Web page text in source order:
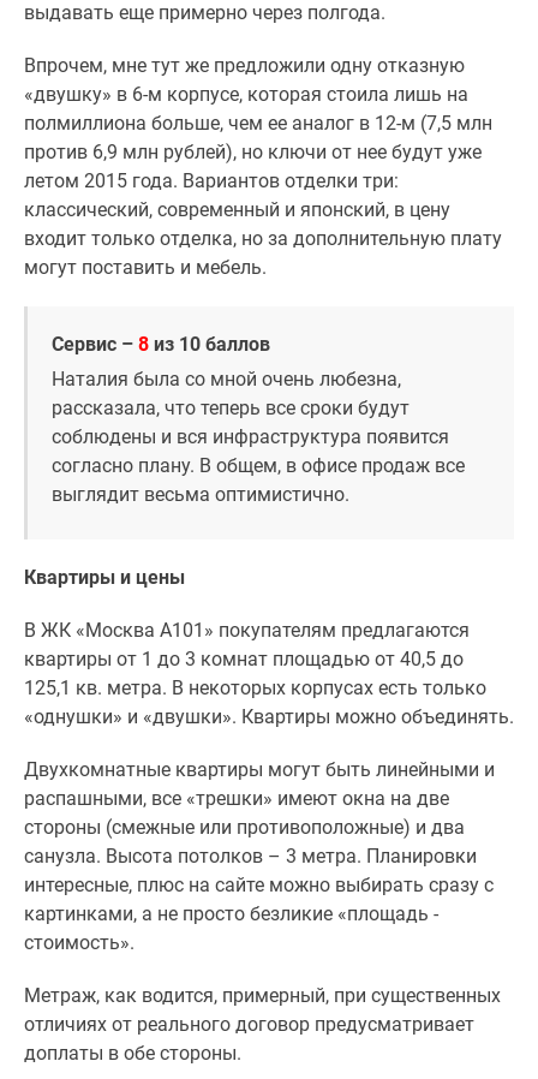
выдавать еще примерно через полгода.
Впрочем, мне тут же предложили одну отказную
«двушку» в 6-м корпусе, которая стоила лишь на
полмиллиона больше, чем ее аналог в 12-м (7,5 млн
против 6,9 млн рублей), но ключи от нее будут уже
летом 2015 года. Вариантов отделки три:
классический, современный и японский, в цену
входит только отделка, но за дополнительную плату
могут поставить и мебель.
Сервис – 8 из 10 баллов
Наталия была со мной очень любезна,
рассказала, что теперь все сроки будут
соблюдены и вся инфраструктура появится
согласно плану. В общем, в офисе продаж все
выглядит весьма оптимистично.
Квартиры и цены
В ЖК «Москва А101» покупателям предлагаются
квартиры от 1 до 3 комнат площадью от 40,5 до
125,1 кв. метра. В некоторых корпусах есть только
«однушки» и «двушки». Квартиры можно объединять.
Двухкомнатные квартиры могут быть линейными и
распашными, все «трешки» имеют окна на две
стороны (смежные или противоположные) и два
санузла. Высота потолков – 3 метра. Планировки
интересные, плюс на сайте можно выбирать сразу с
картинками, а не просто безликие «площадь -
стоимость».
Метраж, как водится, примерный, при существенных
отличиях от реального договор предусматривает
доплаты в обе стороны.